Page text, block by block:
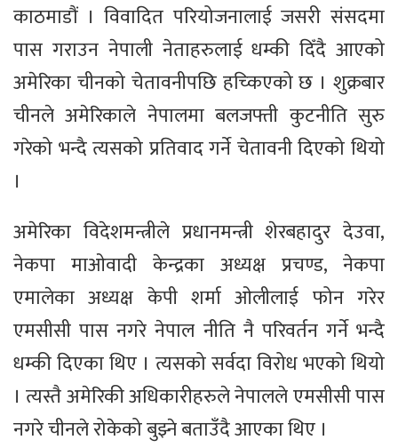
काठमाडौं । विवादित परियोजनालाई जसरी संसदमा
पास गराउन नेपाली नेताहरुलाई धम्की दिँदै आएको
अमेरिका चीनको चेतावनीपछि हच्किएको छ । शुक्रबार
चीनले अमेरिकाले नेपालमा बलजफ्ती कुटनीति सुरु
गरेको भन्दै त्यसको प्रतिवाद गर्ने चेतावनी दिएको थियो
।
अमेरिका विदेशमन्त्रीले प्रधानमन्त्री शेरबहादुर देउवा,
नेकपा माओवादी केन्द्रका अध्यक्ष प्रचण्ड, नेकपा
एमालेका अध्यक्ष केपी शर्मा ओलीलाई फोन गरेर
एमसीसी पास नगरे नेपाल नीति नै परिवर्तन गर्ने भन्दै
धम्की दिएका थिए । त्यसको सर्वदा विरोध भएको थियो
। त्यस्तै अमेरिकी अधिकारीहरुले नेपालले एमसीसी पास
नगरे चीनले रोकेको बुझ्ने बताउँदै आएका थिए ।